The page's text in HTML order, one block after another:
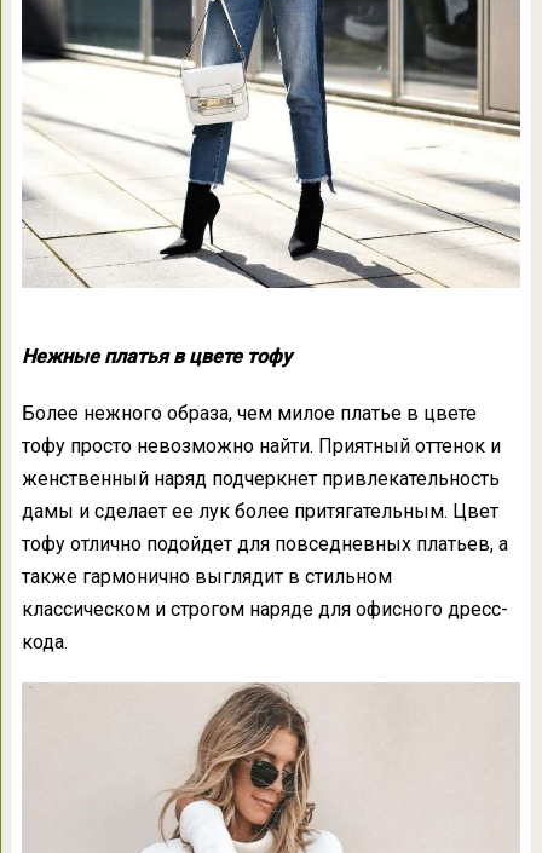
Нежные платья в цвете тофу
Более нежного образа, чем милое платье в цвете
тофу просто невозможно найти. Приятный оттенок и
женственный наряд подчеркнет привлекательность
дамы и сделает ее лук более притягательным. Цвет
тофу отлично подойдет для повседневных платьев, а
также гармонично выглядит в стильном
классическом и строгом наряде для офисного дресс-
кода.